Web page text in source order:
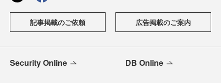
記事掲載のご依頼 広告掲載のご案内
Security Online DB Online